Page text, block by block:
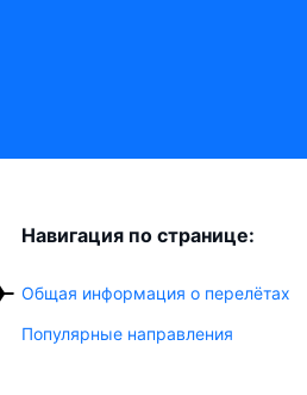
Навигация по странице:
Общая информация о перелётах
Популярные направления